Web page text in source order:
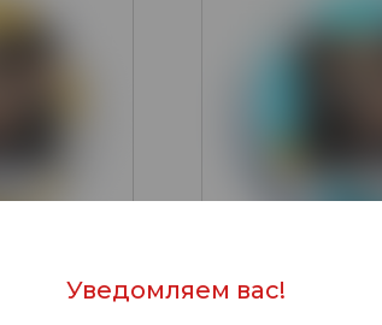
Уведомляем вас!